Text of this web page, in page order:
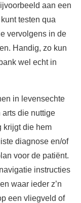
aan een
testen qua
vervolgens in de
Handig, zo kun
wel echt in
in levensechte
arts die nuttige
krijgt die hem
diagnose en/of
voor de patiënt.
instructies
waar ieder z’n
een vliegveld of